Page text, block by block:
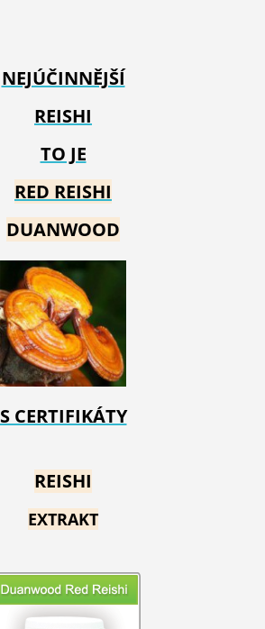
NEJÚČINNĚJŠÍ
REISHI
TO JE
RED REISHI
DUANWOOD
S CERTIFIKÁTY
REISHI
EXTRAKT